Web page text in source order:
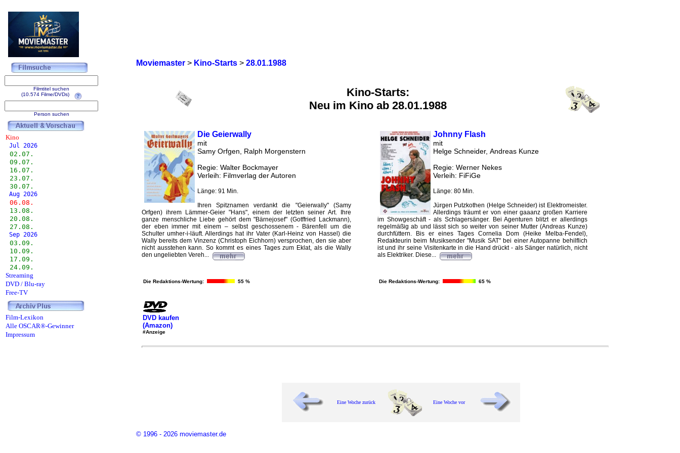
Moviemaster> Kino-Starts> 28.01.1988
Kino-Starts:
Neu im Kino ab 28.01.1988
Die Geierwally
mit
Samy Orfgen, Ralph Morgenstern
Regie: Walter Bockmayer
Verleih: Filmverlag der Autoren
Länge: 91 Min.
Ihren Spitznamen verdankt die "Geierwally" (Samy
Orfgen) ihrem Lämmer-Geier "Hans", einem der letzten seiner Art. Ihre
ganze menschliche Liebe gehört dem "Bärnejosef" (Gotffried Lackmann),
der eben immer mit einem – selbst geschossenem - Bärenfell um die
Schulter umher-i-läuft. Allerdings hat ihr Vater (Karl-Heinz von Hassel) die
Wally bereits dem Vinzenz (Christoph Eichhorn) versprochen, den sie aber
nicht ausstehen kann. So kommt es eines Tages zum Eklat, als die Wally
den ungeliebten Vereh...
Die Redaktions-Wertung: 55 %
DVD kaufen
(Amazon)
#Anzeige
Johnny Flash
mit
Helge Schneider, Andreas Kunze
Regie: Werner Nekes
Verleih: FiFiGe
Länge: 80 Min.
Jürgen Putzkothen (Helge Schneider) ist Elektromeister.
Allerdings träumt er von einer gaaanz großen Karriere
im Showgeschäft - als Schlagersänger. Bei Agenturen blitzt er allerdings
regelmäßig ab und lässt sich so weiter von seiner Mutter (Andreas Kunze)
durchfüttern. Bis er eines Tages Cornelia Dom (Heike Melba-Fendel),
Redakteurin beim Musiksender "Musik SAT" bei einer Autopanne behilflich
ist und ihr seine Visitenkarte in die Hand drückt - als Sänger natürlich, nicht
als Elektriker. Diese...
Die Redaktions-Wertung: 65 %
Eine Woche zurück Eine Woche vor
© 1996 - 2026 moviemaster.de
Filmtitel suchen
(10.574 Filme/DVDs)
Person suchen
Kino
Jul 2026
02.07.
09.07.
16.07.
23.07.
30.07.
Aug 2026
06.08.
13.08.
20.08.
27.08.
Sep 2026
03.09.
10.09.
17.09.
24.09.
Streaming
DVD / Blu-ray
Free-TV
Film-Lexikon
Alle OSCAR®-Gewinner
Impressum